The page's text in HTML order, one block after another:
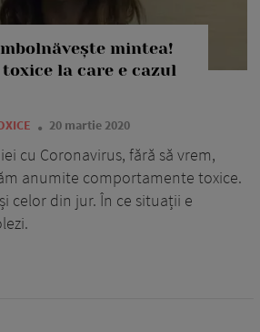
mintea!
la care e cazul
20 martie 2020
cu Coronavirus, fără să vrem,
anumite comportamente toxice.
celor din jur. În ce situații e